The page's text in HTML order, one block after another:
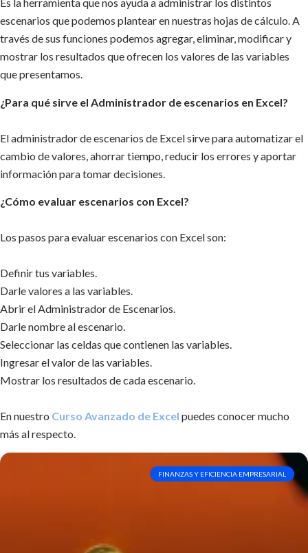
escenarios que podemos plantear en nuestras hojas de cálculo. A
través de sus funciones podemos agregar, eliminar, modificar y
mostrar los resultados que ofrecen los valores de las variables
que presentamos.
¿Para qué sirve el Administrador de escenarios en Excel?
El administrador de escenarios de Excel sirve para automatizar el
cambio de valores, ahorrar tiempo, reducir los errores y aportar
información para tomar decisiones.
¿Cómo evaluar escenarios con Excel?
Los pasos para evaluar escenarios con Excel son:
Definir tus variables.
Darle valores a las variables.
Abrir el Administrador de Escenarios.
Darle nombre al escenario.
Seleccionar las celdas que contienen las variables.
Ingresar el valor de las variables.
Mostrar los resultados de cada escenario.
En nuestro Curso Avanzado de Excel puedes conocer mucho
más al respecto.
FINANZAS Y EFICIENCIA EMPRESARIAL